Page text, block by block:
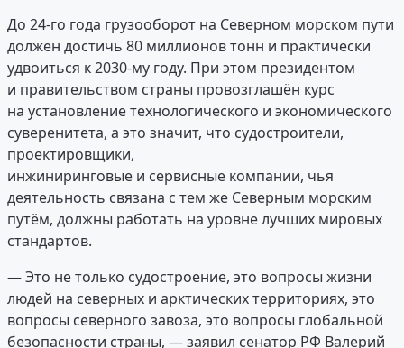
До 24-го года грузооборот на Северном морском пути
должен достичь 80 миллионов тонн и практически
удвоиться к 2030-му году. При этом президентом
и правительством страны провозглашён курс
на установление технологического и экономического
суверенитета, а это значит, что судостроители,
проектировщики,
инжиниринговые и сервисные компании, чья
деятельность связана с тем же Северным морским
путём, должны работать на уровне лучших мировых
стандартов.
— Это не только судостроение, это вопросы жизни
людей на северных и арктических территориях, это
вопросы северного завоза, это вопросы глобальной
безопасности страны, — заявил сенатор РФ Валерий